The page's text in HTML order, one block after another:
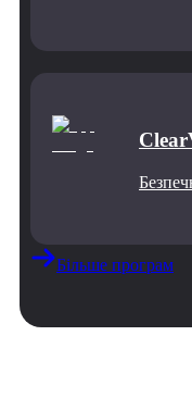
Більше програм